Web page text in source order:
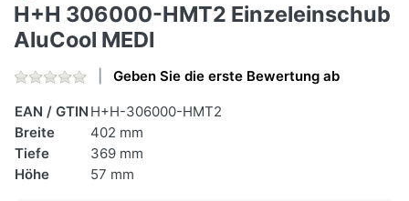
H+H 306000-HMT2 Einzeleinschub
AluCool MEDI
Geben Sie die erste Bewertung ab
EAN / GTIN H+H-306000-HMT2
Breite
402 mm
Tiefe
369 mm
Höhe
57 mm